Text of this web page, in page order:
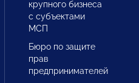
крупного бизнеса
с субъектами
МСП
Бюро по защите
прав
предпринимателей